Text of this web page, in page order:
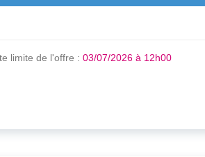
limite de l'offre : 03/07/2026 à 12h00